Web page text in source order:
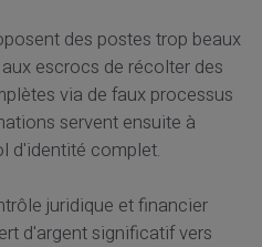
des postes trop beaux
escrocs de récolter des
via de faux processus
servent ensuite à
d'identité complet.
juridique et financier
d'argent significatif vers